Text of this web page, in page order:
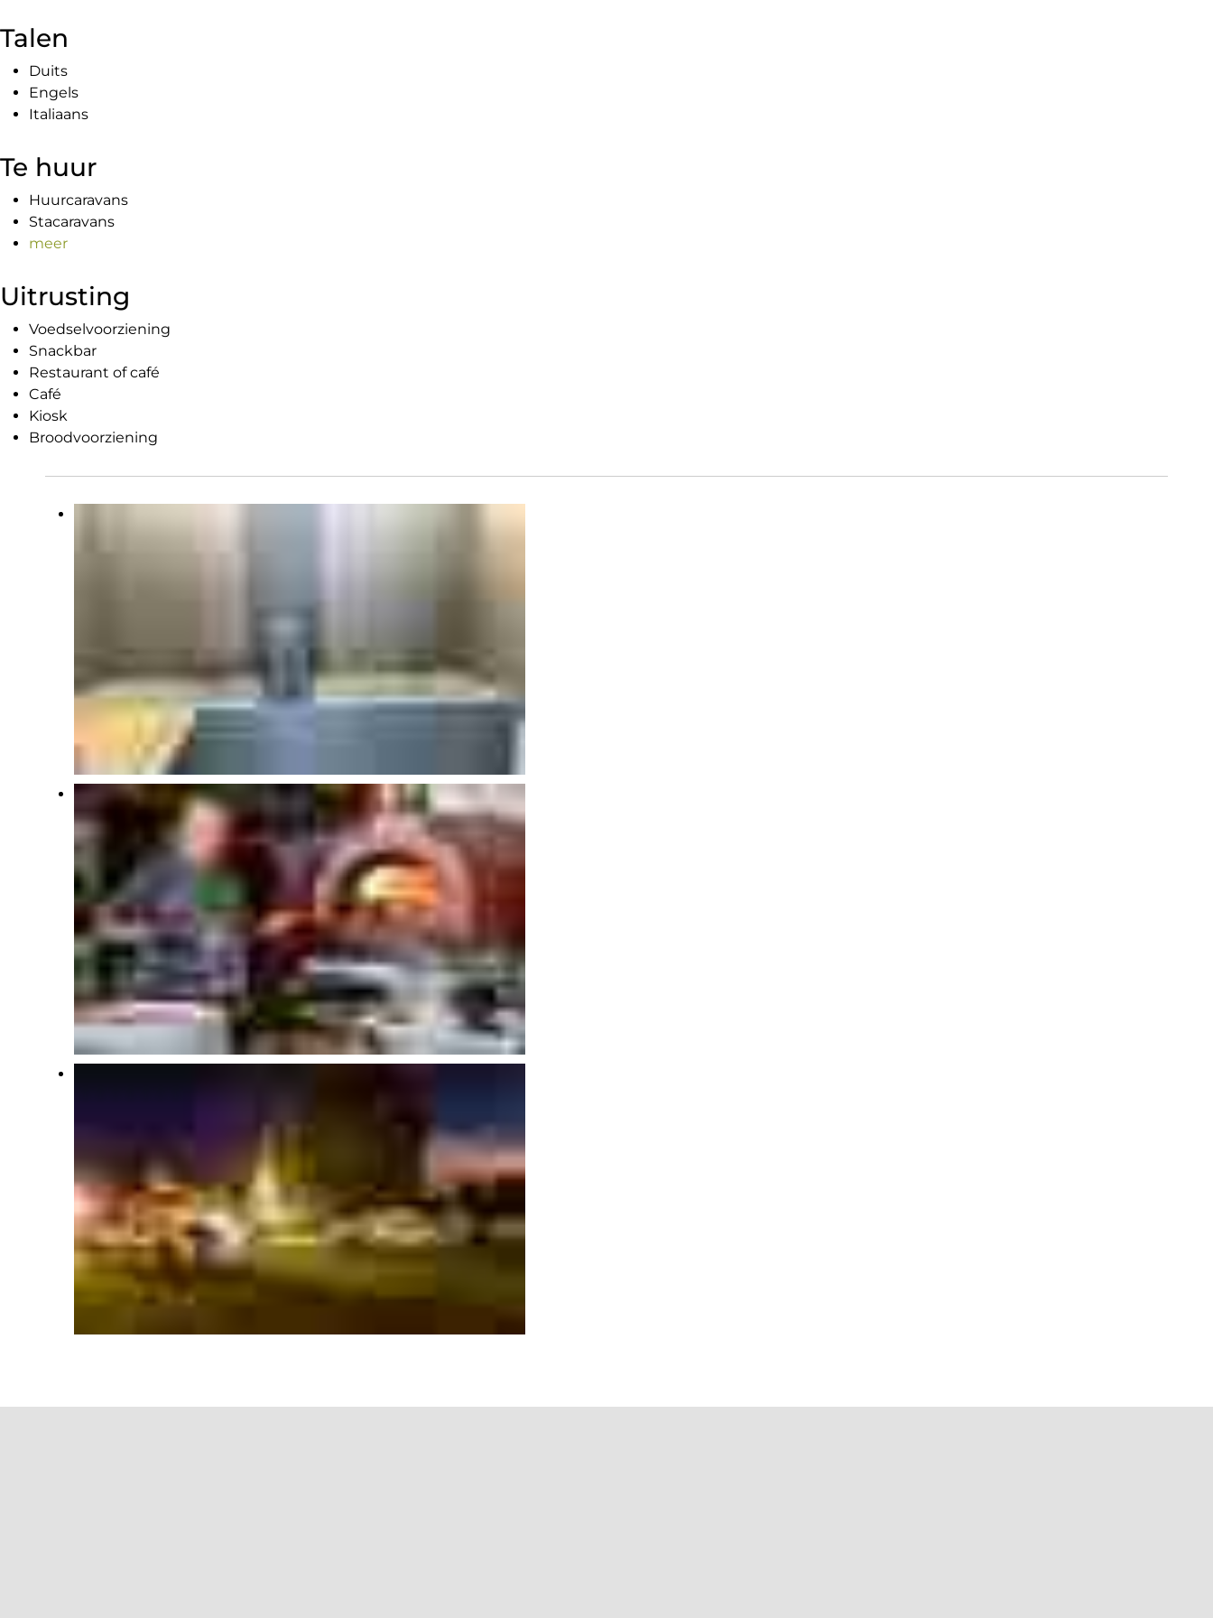
Talen
Duits
Engels
Italiaans
Te huur
Huurcaravans
Stacaravans
meer
Uitrusting
Voedselvoorziening
Snackbar
Restaurant of café
Café
Kiosk
Broodvoorziening